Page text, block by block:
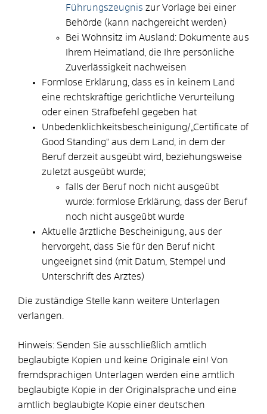
Führungszeugnis zur Vorlage bei einer
Behörde (kann nachgereicht werden)
Bei Wohnsitz im Ausland: Dokumente aus
Ihrem Heimatland, die Ihre persönliche
Zuverlässigkeit nachweisen
Formlose Erklärung, dass es in keinem Land
eine rechtskräftige gerichtliche Verurteilung
oder einen Strafbefehl gegeben hat
Unbedenklichkeitsbescheinigung/„Certificate of
Good Standing“ aus dem Land, in dem der
Beruf derzeit ausgeübt wird, beziehungsweise
zuletzt ausgeübt wurde;
falls der Beruf noch nicht ausgeübt
wurde: formlose Erklärung, dass der Beruf
noch nicht ausgeübt wurde
Aktuelle ärztliche Bescheinigung, aus der
hervorgeht, dass Sie für den Beruf nicht
ungeeignet sind (mit Datum, Stempel und
Unterschrift des Arztes)
Die zuständige Stelle kann weitere Unterlagen
verlangen.
Hinweis: Senden Sie ausschließlich amtlich
beglaubigte Kopien und keine Originale ein! Von
fremdsprachigen Unterlagen werden eine amtlich
beglaubigte Kopie in der Originalsprache und eine
amtlich beglaubigte Kopie einer deutschen